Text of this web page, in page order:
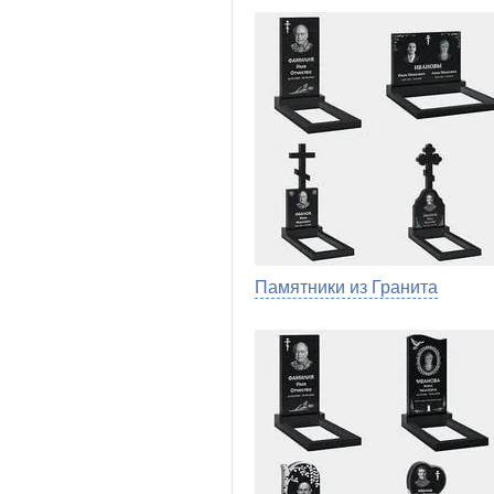
Памятники из Гранита